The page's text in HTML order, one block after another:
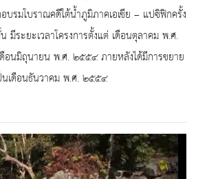
บรมโบราณคดีใต้น้ำภูมิภาคเอเชีย – แปซิฟิกครั้ง
มีระยะเวลาโครงการตั้งแต่ เดือนตุลาคม พ.ศ.
นมิถุนายน พ.ศ. ๒๕๕๔ ภายหลังได้มีการขยาย
นเดือนธันวาคม พ.ศ. ๒๕๕๔